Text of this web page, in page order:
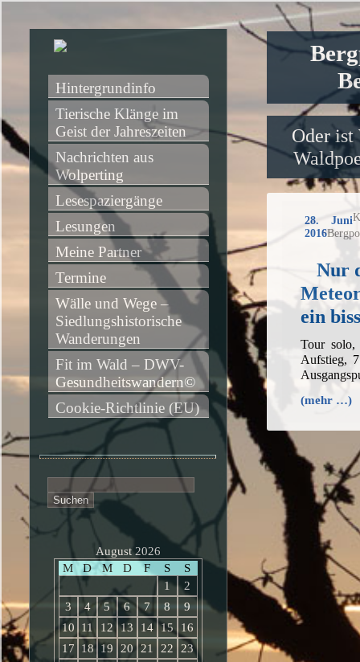
Oder ist
28. Juni
2016
Nur
ein
Tour
Aufstieg,
(mehr …)
Hintergrundinfo
Tierische Klänge im
Geist der Jahreszeiten
Nachrichten aus
Wolperting
Lesespaziergänge
Lesungen
Meine Partner
Termine
Wälle und Wege –
Siedlungshistorische
Wanderungen
Fit im Wald – DWV-
Gesundheitswandern©
Cookie-Richtlinie (EU)
nach:
August 2026
M
D M D F S
S
1
2
3
4 5 6 7 8
9
10
11 12 13 14 15
16
17
18 19 20 21 22
23